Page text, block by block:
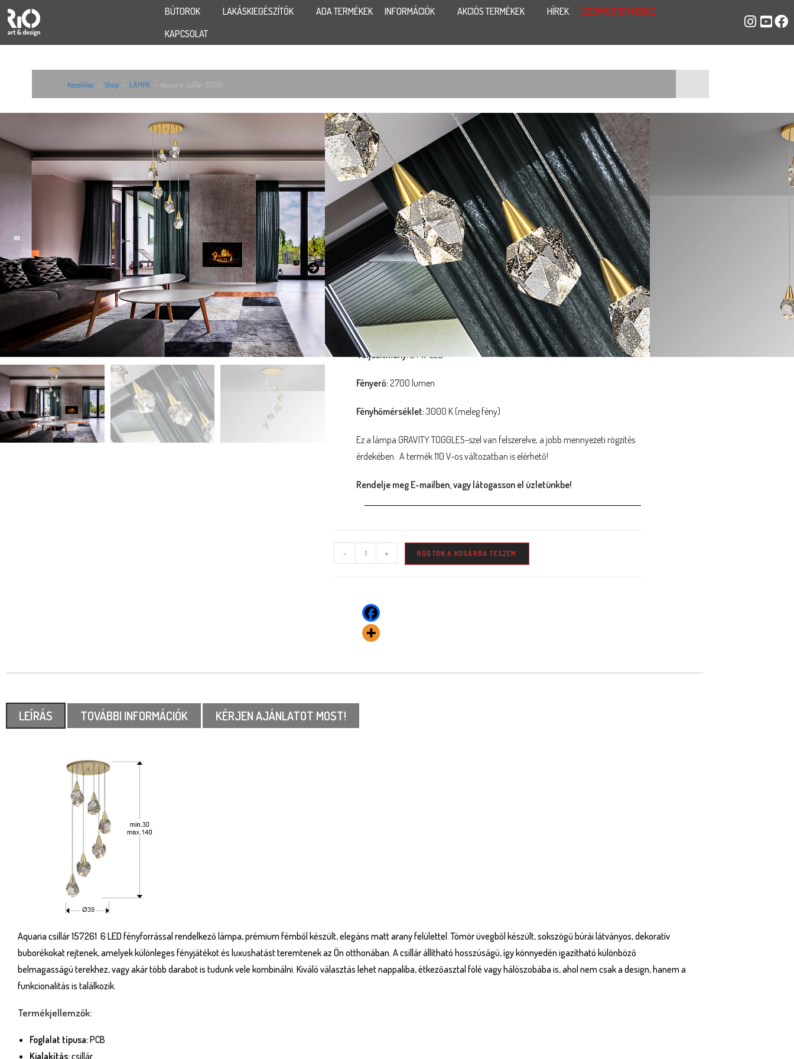
BÚTOROK LAKÁSKIEGÉSZÍTŐK ADA TERMÉKEK INFORMÁCIÓK AKCIÓS TERMÉKEK HÍREK
EZERMESTER NEKED
KAPCSOLAT
Kezdőlap > Shop > LÁMPA > Aquaria csillár 157261
AQUARIA CSILLÁR 157261
269 500Ft
Aquaria csillár 157261
Méretek:
39 x 30/max 140 cm
Jellemzők:
Fémből készült csillár, matt arany felülettel. Tömör üvegből készült, sokszögű
búrái látványos, dekoratív buborékokat rejtenek. Állítható hosszúsággal.
Teljesítmény:24 W LED
Fényerő:2700 lumen
Fényhőmérséklet:3000 K (meleg fény)
Ez a lámpa GRAVITY TOGGLES-szel van felszerelve, a jobb mennyezeti rögzítés
érdekében. A termék 110 V-os változatban is elérhető!
Rendelje meg E-mailben, vagy látogasson el üzletünkbe!
- + RÖGTÖN A KOSÁRBA TESZEM
LEÍRÁS TOVÁBBI INFORMÁCIÓK KÉRJEN AJÁNLATOT MOST!
Aquaria csillár 157261 6 LED fényforrással rendelkező lámpa, prémium fémből készült, elegáns matt arany felülettel. Tömör üvegből készült, sokszögű búrái látványos, dekoratív
buborékokat rejtenek, amelyek különleges fényjátékot és luxushatást teremtenek az Ön otthonában. A csillár állítható hosszúságú, így könnyedén igazítható különböző
belmagasságú terekhez, vagy akár több darabot is tudunk vele kombinálni. Kiváló választás lehet nappaliba, étkezőasztal fölé vagy hálószobába is, ahol nem csak a design, hanem a
funkcionalitás is találkozik.
Termékjellemzők:
Foglalat típusa:PCB
Kialakítás:csillár